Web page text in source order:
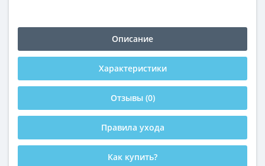
Описание
Характеристики
Отзывы (0)
Правила ухода
Как купить?